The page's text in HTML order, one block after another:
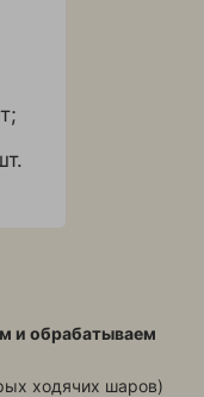
и обрабатываем
ходячих шаров)